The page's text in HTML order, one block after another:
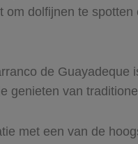
dolfijnen te
de
van
met een van de